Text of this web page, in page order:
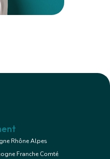
Rhône Alpes
Franche Comté